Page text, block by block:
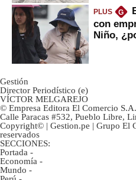
PLUS G
con
Niño,
Gestión
Director Periodístico (e)
VÍCTOR MELGAREJO
© Empresa Editora El Comercio S.A.
Calle Paracas #532, Pueblo Libre,
Copyright© | Gestion.pe | Grupo El
reservados
SECCIONES:
Portada -
Economía -
Mundo -